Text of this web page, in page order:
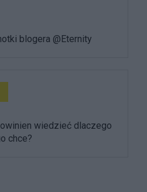
blogera @Eternity
wiedzieć dlaczego
chce?